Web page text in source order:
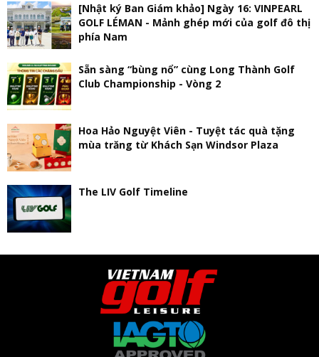
[Nhật ký Ban Giám khảo] Ngày 16: VINPEARL
GOLF LÉMAN - Mảnh ghép mới của golf đô thị
phía Nam
Sẵn sàng “bùng nổ” cùng Long Thành Golf
Club Championship - Vòng 2
Hoa Hảo Nguyệt Viên - Tuyệt tác quà tặng
mùa trăng từ Khách Sạn Windsor Plaza
The LIV Golf Timeline